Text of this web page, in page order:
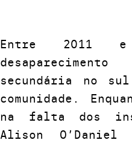
Entre 2011
secundária no
comunidade.
na falta dos
Alison O’Daniel